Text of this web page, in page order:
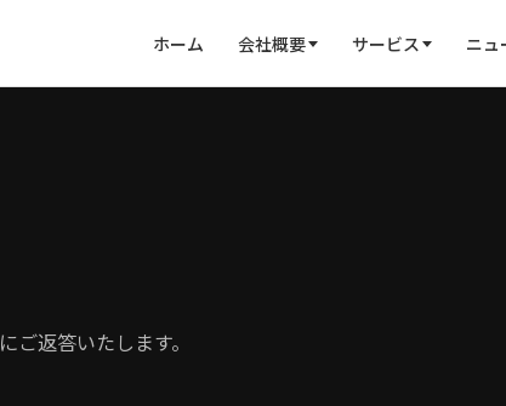
ホーム 会社概要 サービス ニュ
返答いたします。